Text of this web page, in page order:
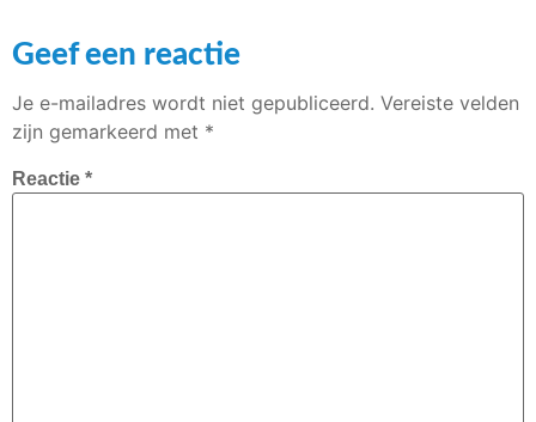
Geef een reactie
Je e-mailadres wordt niet gepubliceerd. Vereiste velden
zijn gemarkeerd met *
Reactie *